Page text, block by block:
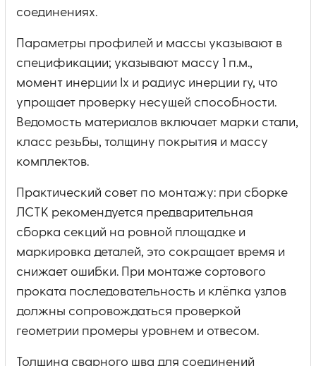
соединениях.
Параметры профилей и массы указывают в
спецификации; указывают массу 1 п.м.,
момент инерции Ix и радиус инерции ry, что
упрощает проверку несущей способности.
Ведомость материалов включает марки стали,
класс резьбы, толщину покрытия и массу
комплектов.
Практический совет по монтажу: при сборке
ЛСТК рекомендуется предварительная
сборка секций на ровной площадке и
маркировка деталей, это сокращает время и
снижает ошибки. При монтаже сортового
проката последовательность и клёпка узлов
должны сопровождаться проверкой
геометрии промеры уровнем и отвесом.
Толщина сварного шва для соединений